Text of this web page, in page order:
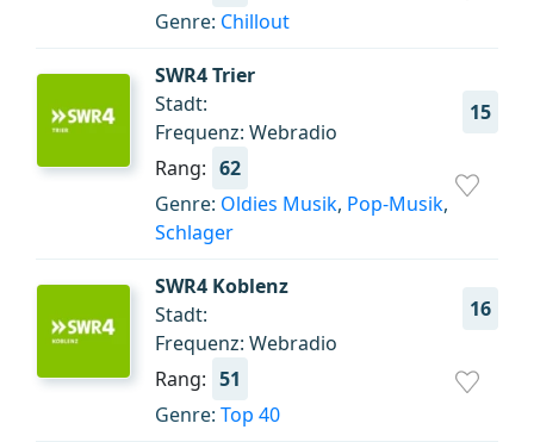
Genre: Chillout
SWR4 Trier
15
Stadt:
Frequenz: Webradio
Rang: 62
Genre: Oldies Musik, Pop-Musik,
Schlager
SWR4 Koblenz
16
Stadt:
Frequenz: Webradio
Rang: 51
Genre: Top 40